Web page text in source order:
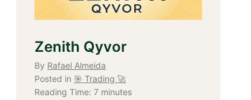
Zenith Qyvor
By Rafael Almeida
Posted in 🎯 Trading 🚀
Reading Time: 7 minutes